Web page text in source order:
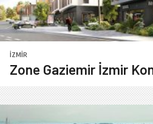
İZMIR
Zone Gaziemir İzmir